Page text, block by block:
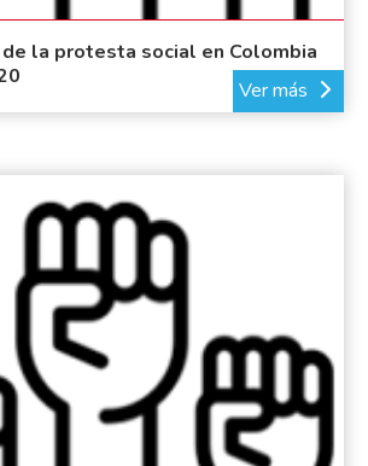
la protesta social en Colombia
Ver más